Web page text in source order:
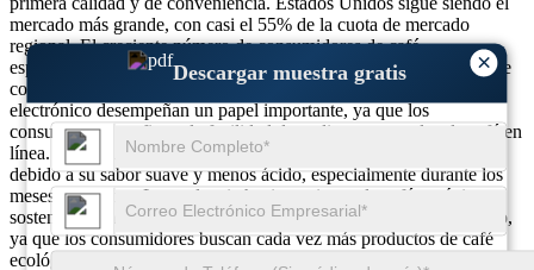
×
Descargar muestra gratis
mercado más grande, con casi el 55% de la cuota de mercado
regional. El creciente número de consumidores de café,
especialmente entre los millennials, está impulsando la demanda de
concentrados de café en la región. Las ventas por comercio
electrónico desempeñan un papel importante, ya que los
consumidores prefieren la facilidad de pedir concentrados de café en
línea. Los concentrados de café Cold Brew dominan el mercado
debido a su sabor suave y menos ácido, especialmente durante los
meses de verano. La tendencia hacia opciones de café orgánico y
sostenible también está impulsando el crecimiento de este mercado,
ya que los consumidores buscan cada vez más productos de café
ecológicos y de origen ético.